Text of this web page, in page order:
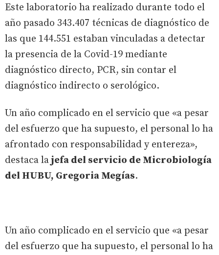
Este laboratorio ha realizado durante todo el
año pasado 343.407 técnicas de diagnóstico de
las que 144.551 estaban vinculadas a detectar
la presencia de la Covid-19 mediante
diagnóstico directo, PCR, sin contar el
diagnóstico indirecto o serológico.
Un año complicado en el servicio que «a pesar
del esfuerzo que ha supuesto, el personal lo ha
afrontado con responsabilidad y entereza»,
destaca lajefa del servicio de Microbiología
del HUBU, Gregoria Megías.
Un año complicado en el servicio que «a pesar
del esfuerzo que ha supuesto, el personal lo ha